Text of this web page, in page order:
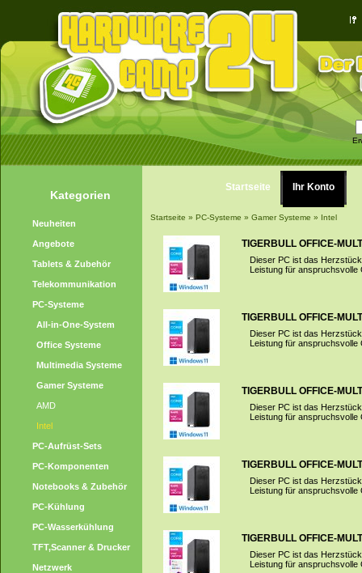
Kategorien
Neuheiten
Angebote
Tablets & Zubehör
Telekommunikation
PC-Systeme
All-in-One-System
Office Systeme
Multimedia Systeme
Gamer Systeme
AMD
Intel
PC-Aufrüst-Sets
PC-Komponenten
Notebooks & Zubehör
PC-Kühlung
PC-Wasserkühlung
TFT,Scanner & Drucker
Netzwerk
Startseite Ihr Konto
Startseite » PC-Systeme » Gamer Systeme » Intel
TIGERBULL OFFICE-
Dieser PC ist das
Leistung für anspruchsvolle
TIGERBULL OFFICE-
Dieser PC ist das
Leistung für anspruchsvolle
TIGERBULL OFFICE-
Dieser PC ist das
Leistung für anspruchsvolle
TIGERBULL OFFICE-
Dieser PC ist das
Leistung für anspruchsvolle
TIGERBULL OFFICE-
Dieser PC ist das
Leistung für anspruchsvolle